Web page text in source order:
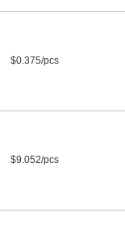
$0.375/pcs
$9.052/pcs